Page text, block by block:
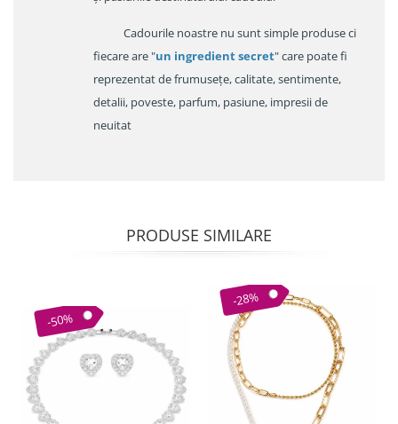
Cadourile noastre nu sunt simple produse ci
fiecare are "un ingredient secret" care poate fi
reprezentat de frumusețe, calitate, sentimente,
detalii, poveste, parfum, pasiune, impresii de
neuitat
PRODUSE SIMILARE
-50%
-28%